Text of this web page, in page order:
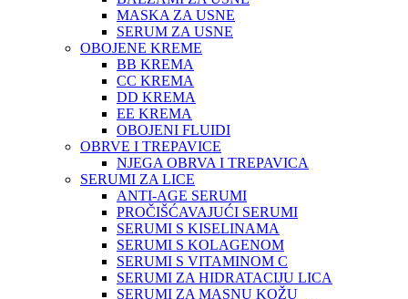
MASKA ZA USNE
SERUM ZA USNE
OBOJENE KREME
BB KREMA
CC KREMA
DD KREMA
EE KREMA
OBOJENI FLUIDI
OBRVE I TREPAVICE
NJEGA OBRVA I TREPAVICA
SERUMI ZA LICE
ANTI-AGE SERUMI
PROČIŠĆAVAJUĆI SERUMI
SERUMI S KISELINAMA
SERUMI S KOLAGENOM
SERUMI S VITAMINOM C
SERUMI ZA HIDRATACIJU LICA
SERUMI ZA MASNU KOŽU